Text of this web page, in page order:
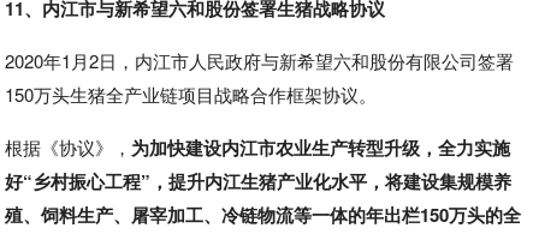
11、内江市与新希望六和股份签署生猪战略协议
2020年1月2日，内江市人民政府与新希望六和股份有限公司签署
150万头生猪全产业链项目战略合作框架协议。
根据《协议》， 为加快建设内江市农业生产转型升级，全力实施
好“乡村振心工程”，提升内江生猪产业化水平，将建设集规模养
殖、饲料生产、屠宰加工、冷链物流等一体的年出栏150万头的全